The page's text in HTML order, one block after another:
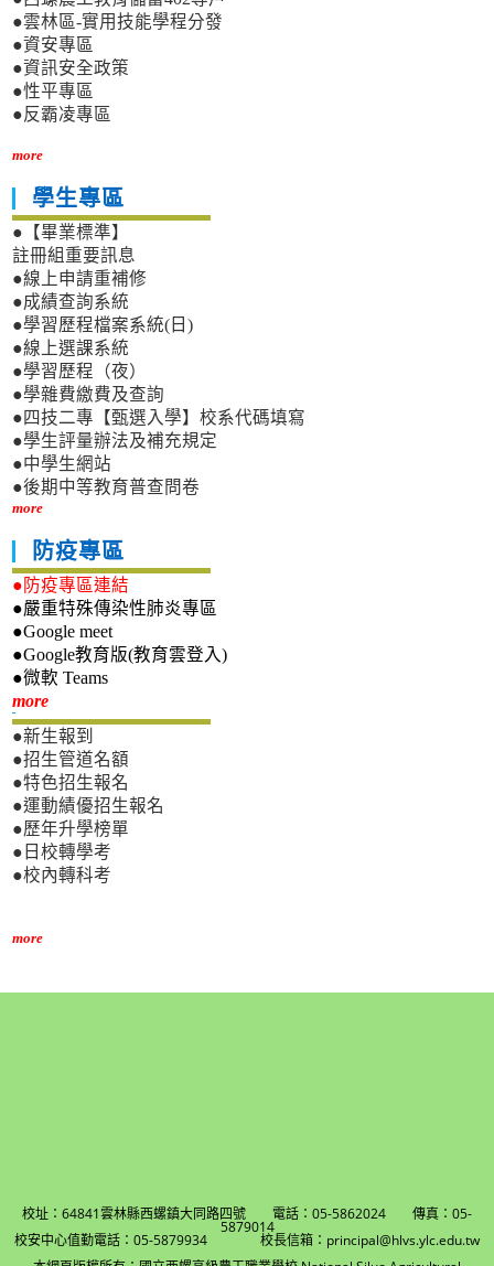
●雲林區-實用技能學程分發
●資安專區
●資訊安全政策
●性平專區
●反霸凌專區
more
學生專區
●【畢業標準】
註冊組重要訊息
●線上申請重補修
●成績查詢系統
●學習歷程檔案系統(日)
●線上選課系統
●學習歷程（夜）
●學雜費繳費及查詢
●四技二專【甄選入學】校系代碼填寫
●學生評量辦法及補充規定
●中學生網站
●後期中等教育普查問卷
more
防疫專區
●防疫專區連結
●嚴重特殊傳染性肺炎專區
●Google meet
●Google教育版(教育雲登入)
●微軟 Teams
more新生專區
●新生報到
●招生管道名額
●特色招生報名
●運動績優招生報名
●歷年升學榜單
●日校轉學考
●校內轉科考
more
校址：64841雲林縣西螺鎮大同路四號 電話：05-5862024 傳真：05-
5879014
校安中心值勤電話：05-5879934 校長信箱：principal@hlvs.ylc.edu.tw